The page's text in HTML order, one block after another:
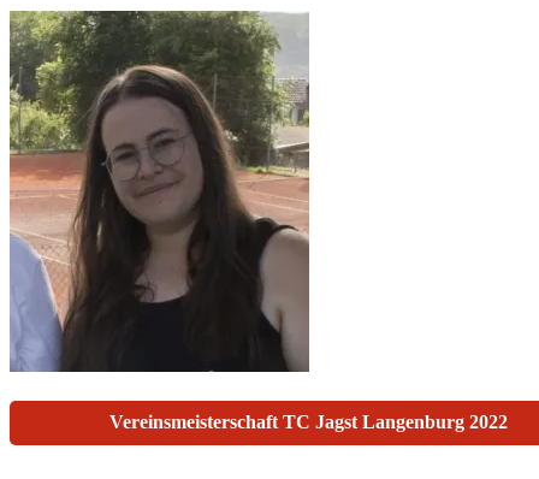
Beitragsnavigation
Vereinsmeisterschaft TC Jagst Langenburg 2022